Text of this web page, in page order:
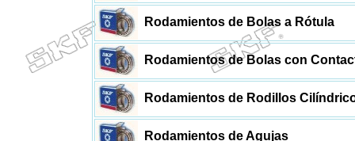
Rodamientos de Bolas a Rótula
Rodamientos de Bolas con
Rodamientos de Rodillos
Rodamientos de Agujas